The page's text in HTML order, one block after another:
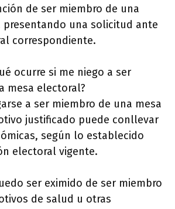
de ser miembro de una
presentando una solicitud ante
correspondiente.
ocurre si me niego a ser
mesa electoral?
a ser miembro de una mesa
justificado puede conllevar
según lo establecido
electoral vigente.
ser eximido de ser miembro
de salud u otras